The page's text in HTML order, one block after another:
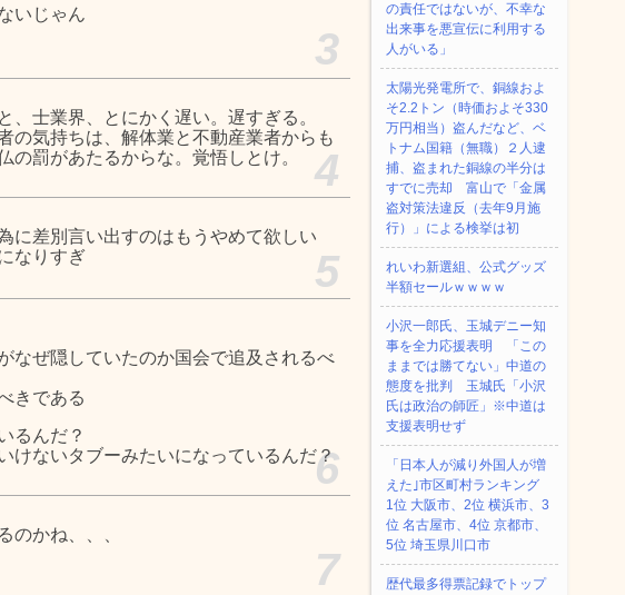
いじゃん
3
、士業界、とにかく遅い。遅すぎる。
気持ちは、解体業と不動産業者からも
の罰があたるからな。覚悟しとけ。
4
に差別言い出すのはもうやめて欲しい
なりすぎ
5
なぜ隠していたのか国会で追及されるべ
きである
るんだ？
けないタブーみたいになっているんだ？
6
のかね、、、
7
の責任ではないが、不幸な
出来事を悪宣伝に利用する
人がいる」
太陽光発電所で、銅線およ
そ2.2トン（時価およそ330
万円相当）盗んだなど、ベ
トナム国籍（無職）２人逮
捕、盗まれた銅線の半分は
すでに売却 富山で「金属
盗対策法違反（去年9月施
行）」による検挙は初
れいわ新選組、公式グッズ
半額セールｗｗｗｗ
小沢一郎氏、玉城デニー知
事を全力応援表明 「この
ままでは勝てない」中道の
態度を批判 玉城氏「小沢
氏は政治の師匠」※中道は
支援表明せず
「日本人が減り外国人が増
えた｣市区町村ランキング
1位 大阪市、2位 横浜市、3
位 名古屋市、4位 京都市、
5位 埼玉県川口市
歴代最多得票記録でトップ